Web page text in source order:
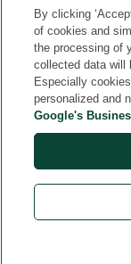
Информация
By clicking
of cookies and
the processing of
collected data will
Especially
personalized and
Google's